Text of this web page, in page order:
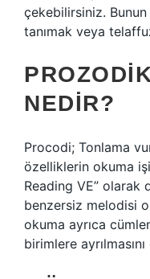
çekebilirsiniz.
tanımak veya
NEDIR?
Procodi; Tonlama
özelliklerin okuma
Reading VE” olarak
benzersiz melodisi
okuma ayrıca
birimlere